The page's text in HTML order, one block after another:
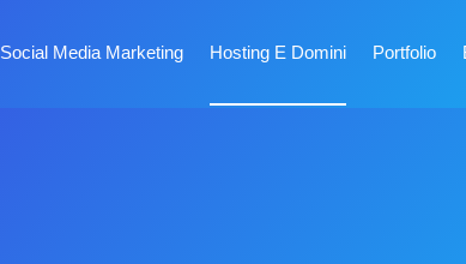
Social Media Marketing Hosting E Domini Portfolio